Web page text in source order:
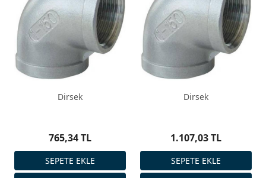
Dirsek
765,34 TL
Dirsek
1.107,03 TL